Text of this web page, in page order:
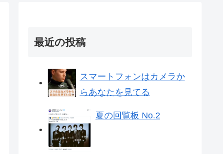
最近の投稿
スマートフォンはカメラか
らあなたを見てる
夏の回覧板 No.2